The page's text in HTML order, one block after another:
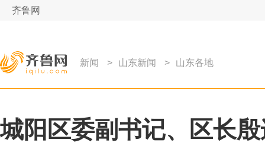
齐鲁网
新闻 > 山东新闻 > 山东各地
城阳区委副书记、区长